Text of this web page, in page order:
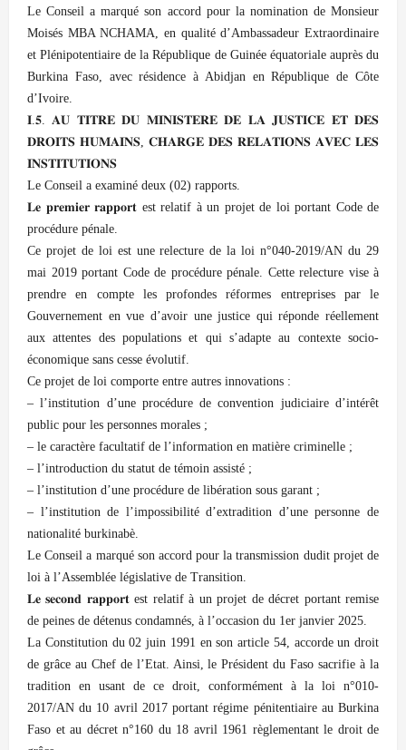
Le Conseil a marqué son accord pour la nomination de Monsieur
Moisés MBA NCHAMA, en qualité d’Ambassadeur Extraordinaire
et Plénipotentiaire de la République de Guinée équatoriale auprès du
Burkina Faso, avec résidence à Abidjan en République de Côte
d’Ivoire.
𝐈.𝟓. 𝐀𝐔 𝐓𝐈𝐓𝐑𝐄 𝐃𝐔 𝐌𝐈𝐍𝐈𝐒𝐓𝐄𝐑𝐄 𝐃𝐄 𝐋𝐀 𝐉𝐔𝐒𝐓𝐈𝐂𝐄 𝐄𝐓 𝐃𝐄𝐒
𝐃𝐑𝐎𝐈𝐓𝐒 𝐇𝐔𝐌𝐀𝐈𝐍𝐒, 𝐂𝐇𝐀𝐑𝐆𝐄 𝐃𝐄𝐒 𝐑𝐄𝐋𝐀𝐓𝐈𝐎𝐍𝐒 𝐀𝐕𝐄𝐂 𝐋𝐄𝐒
𝐈𝐍𝐒𝐓𝐈𝐓𝐔𝐓𝐈𝐎𝐍𝐒
Le Conseil a examiné deux (02) rapports.
𝐋𝐞 𝐩𝐫𝐞𝐦𝐢𝐞𝐫 𝐫𝐚𝐩𝐩𝐨𝐫𝐭 est relatif à un projet de loi portant Code de
procédure pénale.
Ce projet de loi est une relecture de la loi n°040-2019/AN du 29
mai 2019 portant Code de procédure pénale. Cette relecture vise à
prendre en compte les profondes réformes entreprises par le
Gouvernement en vue d’avoir une justice qui réponde réellement
aux attentes des populations et qui s’adapte au contexte socio-
économique sans cesse évolutif.
Ce projet de loi comporte entre autres innovations :
– l’institution d’une procédure de convention judiciaire d’intérêt
public pour les personnes morales ;
– le caractère facultatif de l’information en matière criminelle ;
– l’introduction du statut de témoin assisté ;
– l’institution d’une procédure de libération sous garant ;
– l’institution de l’impossibilité d’extradition d’une personne de
nationalité burkinabè.
Le Conseil a marqué son accord pour la transmission dudit projet de
loi à l’Assemblée législative de Transition.
𝐋𝐞 𝐬𝐞𝐜𝐨𝐧𝐝 𝐫𝐚𝐩𝐩𝐨𝐫𝐭 est relatif à un projet de décret portant remise
de peines de détenus condamnés, à l’occasion du 1er janvier 2025.
La Constitution du 02 juin 1991 en son article 54, accorde un droit
de grâce au Chef de l’Etat. Ainsi, le Président du Faso sacrifie à la
tradition en usant de ce droit, conformément à la loi n°010-
2017/AN du 10 avril 2017 portant régime pénitentiaire au Burkina
Faso et au décret n°160 du 18 avril 1961 règlementant le droit de